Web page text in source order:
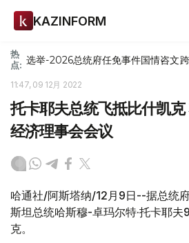
KAZINFORM
热
点: 选举-2026总统府任免事件国情咨文
11:47, 09 12月 2022
托卡耶夫总统飞抵比什凯
经济理事会会议
哈通社/阿斯塔纳/12月9日--据总统
斯坦总统哈斯穆-卓玛尔特·托卡耶
克。